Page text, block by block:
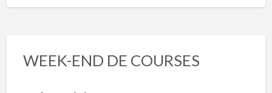
WEEK-END DE COURSES